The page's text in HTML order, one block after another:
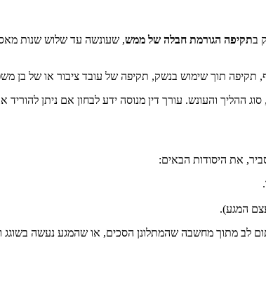
תקיפה הגורמת חבלה של ממש, שעונשה עד שלוש שנות
תקיפה תוך שימוש בנשק, תקיפה של עובד ציבור או של בן
ההליך והעונש. עורך דין מנוסה ידע לבחון אם ניתן
את היסודות הבאים:
המגע).
מתוך מחשבה שהמתלונן הסכים, או שהמגע נעשה בשוגג